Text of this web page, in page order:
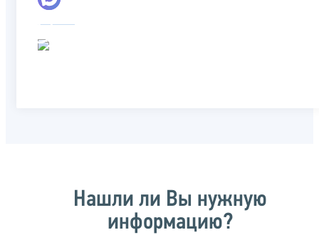
Нашли ли Вы нужную
информацию?